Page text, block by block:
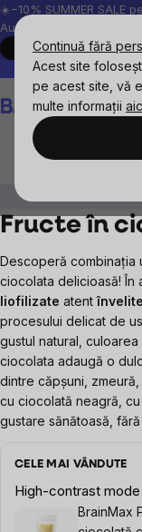
Continuă fără
Acest site
pe acest site, vă
multe informații
Treci
la
conținut
☀️−10% SUMMER SALE
August, 2026.
Peste 200.000 de
Fructe în
Descoperă combinația
ciocolata delicioasă! În
liofilizate atent
procesului delicat de
gustul natural,
ciocolata adaugă o
dintre căpșuni,
cu ciocolată neagră,
gustare sănătoasă,
CELE MAI VÂNDUTE
High-contrast mode
BrainMax